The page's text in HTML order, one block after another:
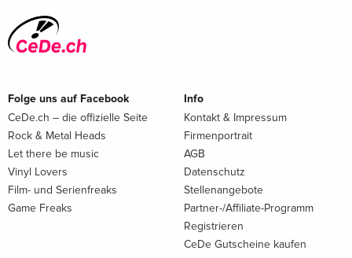
Folge uns auf Facebook
CeDe.ch – die offizielle Seite
Rock & Metal Heads
Let there be music
Vinyl Lovers
Film- und Serienfreaks
Game Freaks
Info
Kontakt & Impressum
Firmenportrait
AGB
Datenschutz
Stellenangebote
Partner-/Affiliate-Programm
Registrieren
CeDe Gutscheine kaufen